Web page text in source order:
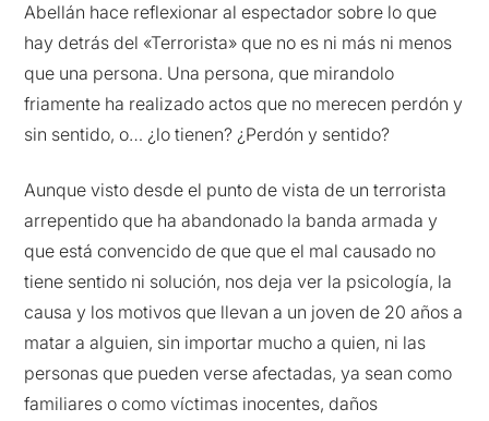
Abellán hace reflexionar al espectador sobre lo que
hay detrás del «Terrorista» que no es ni más ni menos
que una persona. Una persona, que mirandolo
friamente ha realizado actos que no merecen perdón y
sin sentido, o… ¿lo tienen? ¿Perdón y sentido?
Aunque visto desde el punto de vista de un terrorista
arrepentido que ha abandonado la banda armada y
que está convencido de que que el mal causado no
tiene sentido ni solución, nos deja ver la psicología, la
causa y los motivos que llevan a un joven de 20 años a
matar a alguien, sin importar mucho a quien, ni las
personas que pueden verse afectadas, ya sean como
familiares o como víctimas inocentes, daños